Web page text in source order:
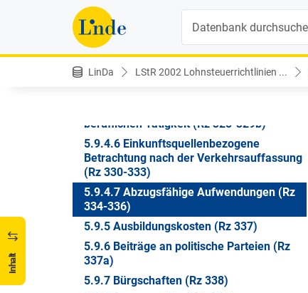
LinDa LStR 2002 Lohnsteuerrichtlinien ...
Inhalt
5.9.2 Arbeitskleidung (Rz 322-323)
5.9.3 Arbeitsmittel
5.9.4 Arbeitszimmer im Wohnungsverband
(Rz 324-327)
beruflichen Tätigkeit (Rz 328-329b)
5.9.4.6 Einkunftsquellenbezogene
Betrachtung nach der Verkehrsauffassung
(Rz 330-333)
5.9.4.7 Abzugsfähige Aufwendungen (Rz
334-336)
5.9.5 Ausbildungskosten (Rz 337)
5.9.6 Beiträge an politische Parteien (Rz
337a)
5.9.7 Bürgschaften (Rz 338)